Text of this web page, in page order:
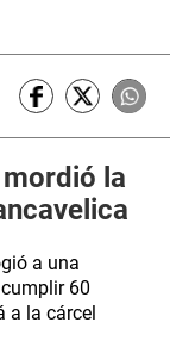
la
a una
60
a la cárcel